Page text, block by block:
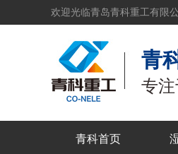
欢迎光临青岛青科重工有限
青
专
青科首页